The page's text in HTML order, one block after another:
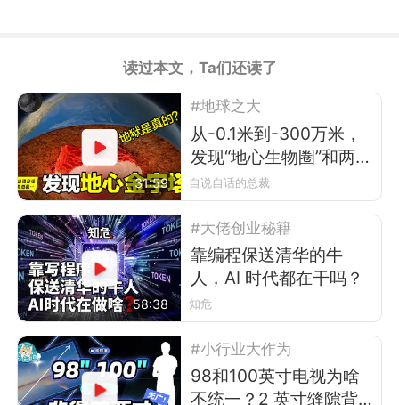
读过本文，Ta们还读了
31:59
#地球之大
从-0.1米到-300万米，
发现“地心生物圈”和两
座“地心金字塔”
自说自话的总裁
58:38
#大佬创业秘籍
靠编程保送清华的牛
人，AI 时代都在干吗？
知危
#小行业大作为
98和100英寸电视为啥
不统一？2 英寸缝隙背